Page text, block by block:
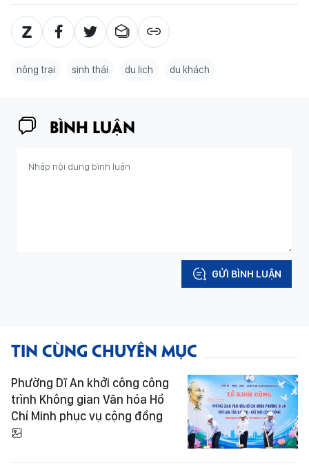
nông trại sinh thái du lịch du khách
BÌNH LUẬN
GỬI BÌNH LUẬN
TIN CÙNG CHUYÊN MỤC
Phường Dĩ An khởi công công
trình Không gian Văn hóa Hồ
Chí Minh phục vụ cộng đồng